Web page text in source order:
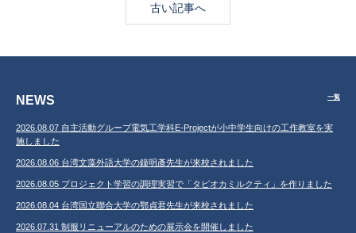
古い記事へ
NEWS 一覧
2026.08.07 自主活動グループ電気工学科E-Projectが小中学生向けの工作教室を実
施しました
2026.08.06 台湾文藻外語大学の鐘明彥先生が来校されました
2026.08.05 プロジェクト学習の調理実習で「タピオカミルクティ」を作りました
2026.08.04 台湾国立聯合大学の鄂貞君先生が来校されました
2026.07.31 制服リニューアルのための展示会を開催しました